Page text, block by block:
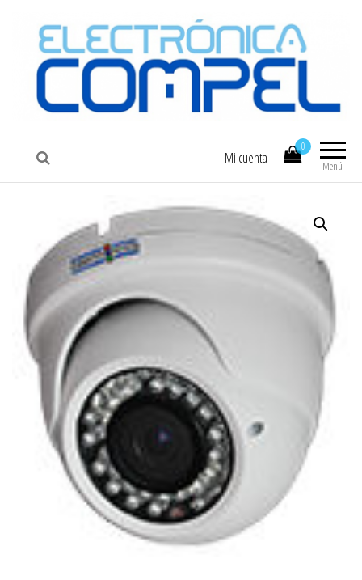
COMPEL Electrónica COMPEL
Menú
0
Mi cuenta